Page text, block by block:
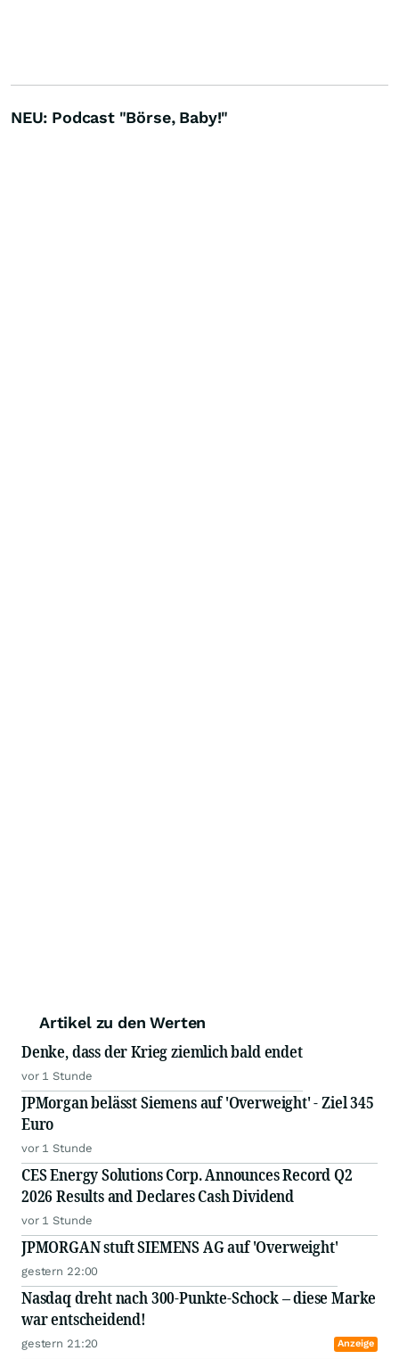
NEU: Podcast "Börse, Baby!"
Artikel zu den Werten
Denke, dass der Krieg ziemlich bald endet
vor 1 Stunde
JPMorgan belässt Siemens auf 'Overweight' - Ziel 345
Euro
vor 1 Stunde
CES Energy Solutions Corp. Announces Record Q2
2026 Results and Declares Cash Dividend
vor 1 Stunde
JPMORGAN stuft SIEMENS AG auf 'Overweight'
gestern 22:00
Nasdaq dreht nach 300-Punkte-Schock – diese Marke
war entscheidend!
gestern 21:20 Anzeige